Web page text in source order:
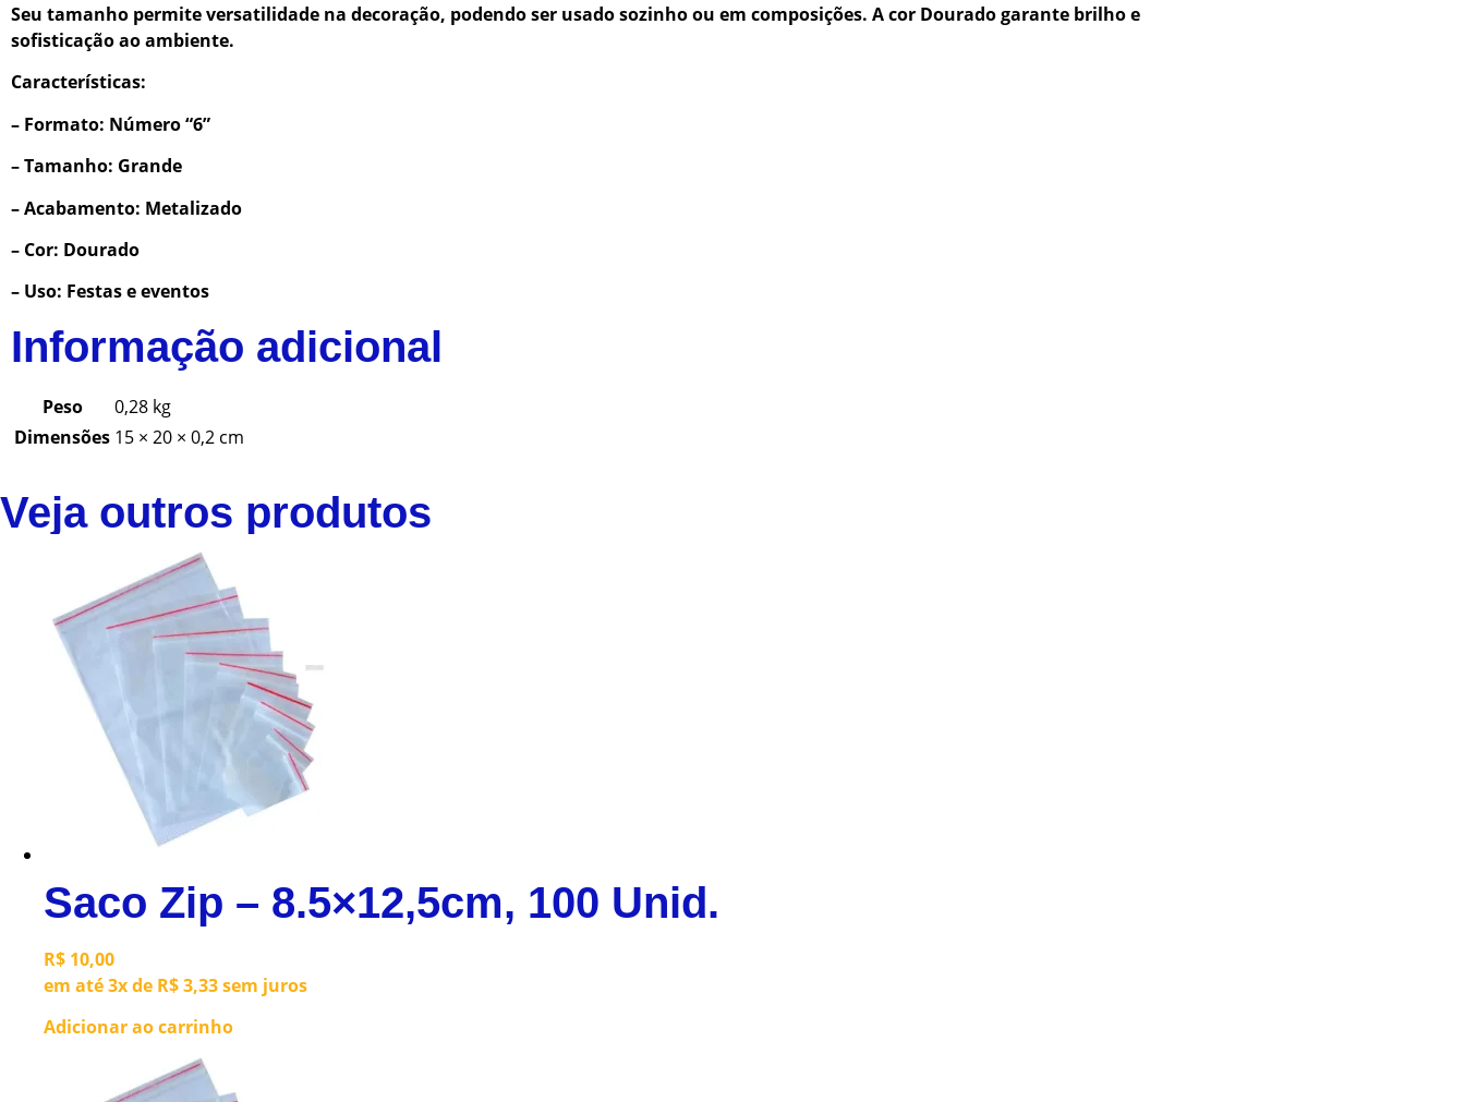
Seu tamanho permite versatilidade na decoração, podendo ser usado sozinho ou em composições. A cor Dourado garante brilho e
sofisticação ao ambiente.
Características:
– Formato: Número “6”
– Tamanho: Grande
– Acabamento: Metalizado
– Cor: Dourado
– Uso: Festas e eventos
Informação adicional
Peso
0,28 kg
Dimensões 15 × 20 × 0,2 cm
Veja outros produtos
Saco Zip – 8.5×12,5cm, 100 Unid.
R$ 10,00
em até 3x de R$3,33sem juros
Adicionar ao carrinho